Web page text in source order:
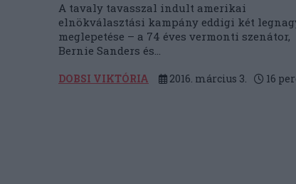
A tavaly tavasszal indult amerikai
elnökválasztási kampány eddigi két
meglepetése – a 74 éves vermonti szenátor,
Bernie Sanders és...
DOBSI VIKTÓRIA 2016. március 3. 16